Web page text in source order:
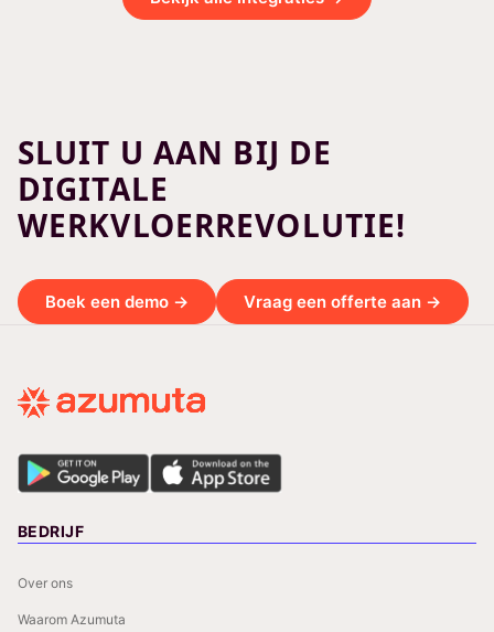
SLUIT U AAN BIJ DE
DIGITALE
WERKVLOERREVOLUTIE!
Boek een demo → Vraag een offerte aan →
BEDRIJF
Over ons
Waarom Azumuta